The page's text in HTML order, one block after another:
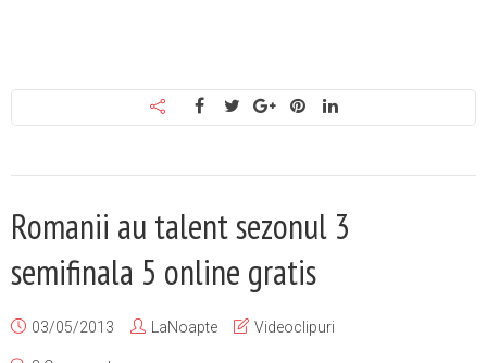
Romanii au talent sezonul 3
semifinala 5 online gratis
03/05/2013 LaNoapte Videoclipuri